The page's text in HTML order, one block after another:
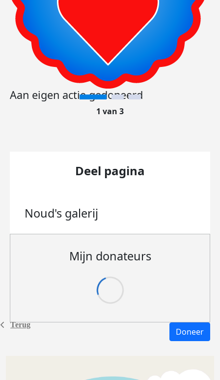
Terug
Aan eigen actie gedoneerd
1 van 3
Deel pagina
Noud's galerij
Mijn donateurs
Doneer